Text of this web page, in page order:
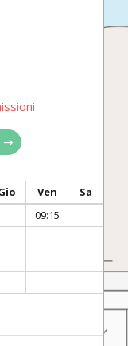
Ven
Sa
09:15